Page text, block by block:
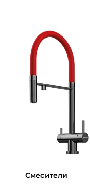
Смесители